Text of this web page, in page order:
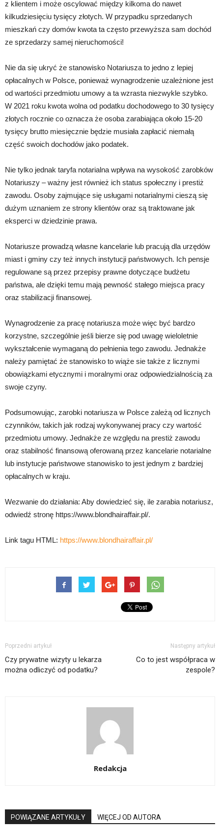
z klientem i może oscylować między kilkoma do nawet
kilkudziesięciu tysięcy złotych. W przypadku sprzedanych
mieszkań czy domów kwota ta często przewyższa sam dochód
ze sprzedarzy samej nieruchomości!
Nie da się ukryć że stanowisko Notariusza to jedno z lepiej
opłacalnych w Polsce, ponieważ wynagrodzenie uzależnione jest
od wartości przedmiotu umowy a ta wzrasta niezwykle szybko.
W 2021 roku kwota wolna od podatku dochodowego to 30 tysięcy
złotych rocznie co oznacza że osoba zarabiająca około 15-20
tysięcy brutto miesięcznie będzie musiała zapłacić niemałą
część swoich dochodów jako podatek.
Nie tylko jednak taryfa notarialna wpływa na wysokość zarobków
Notariuszy – ważny jest również ich status społeczny i prestiż
zawodu. Osoby zajmujące się usługami notarialnymi cieszą się
dużym uznaniem ze strony klientów oraz są traktowane jak
eksperci w dziedzinie prawa.
Notariusze prowadzą własne kancelarie lub pracują dla urzędów
miast i gminy czy też innych instytucji państwowych. Ich pensje
regulowane są przez przepisy prawne dotyczące budżetu
państwa, ale dzięki temu mają pewność stałego miejsca pracy
oraz stabilizacji finansowej.
Wynagrodzenie za pracę notariusza może więc być bardzo
korzystne, szczególnie jeśli bierze się pod uwagę wieloletnie
wykształcenie wymaganą do pełnienia tego zawodu. Jednakże
należy pamiętać że stanowisko to wiąże sie także z licznymi
obowiązkami etycznymi i moralnymi oraz odpowiedzialnością za
swoje czyny.
Podsumowując, zarobki notariusza w Polsce zależą od licznych
czynników, takich jak rodzaj wykonywanej pracy czy wartość
przedmiotu umowy. Jednakże ze względu na prestiż zawodu
oraz stabilność finansową oferowaną przez kancelarie notarialne
lub instytucje państwowe stanowisko to jest jednym z bardziej
opłacalnych w kraju.
Wezwanie do działania: Aby dowiedzieć się, ile zarabia notariusz,
odwiedź stronę https://www.blondhairaffair.pl/.
Link tagu HTML: https://www.blondhairaffair.pl/
Poprzedni artykuł
Czy prywatne wizyty u lekarza
można odliczyć od podatku?
Następny artykuł
Co to jest współpraca w
zespole?
Redakcja
POWIĄZANE ARTYKUŁY WIĘCEJ OD AUTORA